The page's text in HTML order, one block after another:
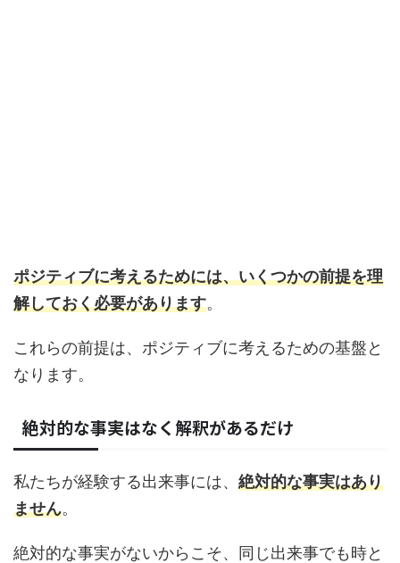
ポジティブに考えるためには、いくつかの前提を理
解しておく必要があります。
これらの前提は、ポジティブに考えるための基盤と
なります。
絶対的な事実はなく解釈があるだけ
私たちが経験する出来事には、 絶対的な事実はあり
ません。
絶対的な事実がないからこそ、同じ出来事でも時と